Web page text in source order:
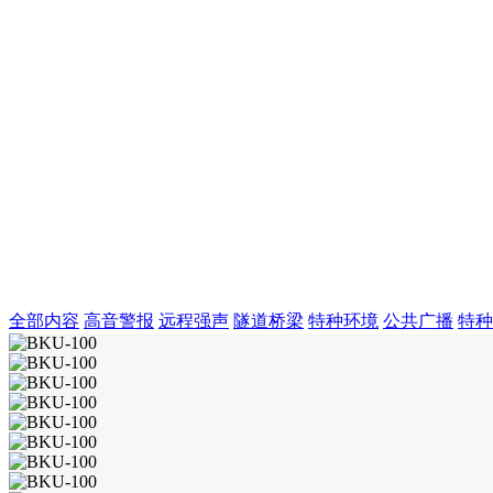
全部内容 高音警报 远程强声 隧道桥梁 特种环境 公共广播 特